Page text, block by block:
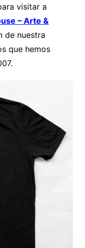
visitar a
– Arte &
de nuestra
que hemos